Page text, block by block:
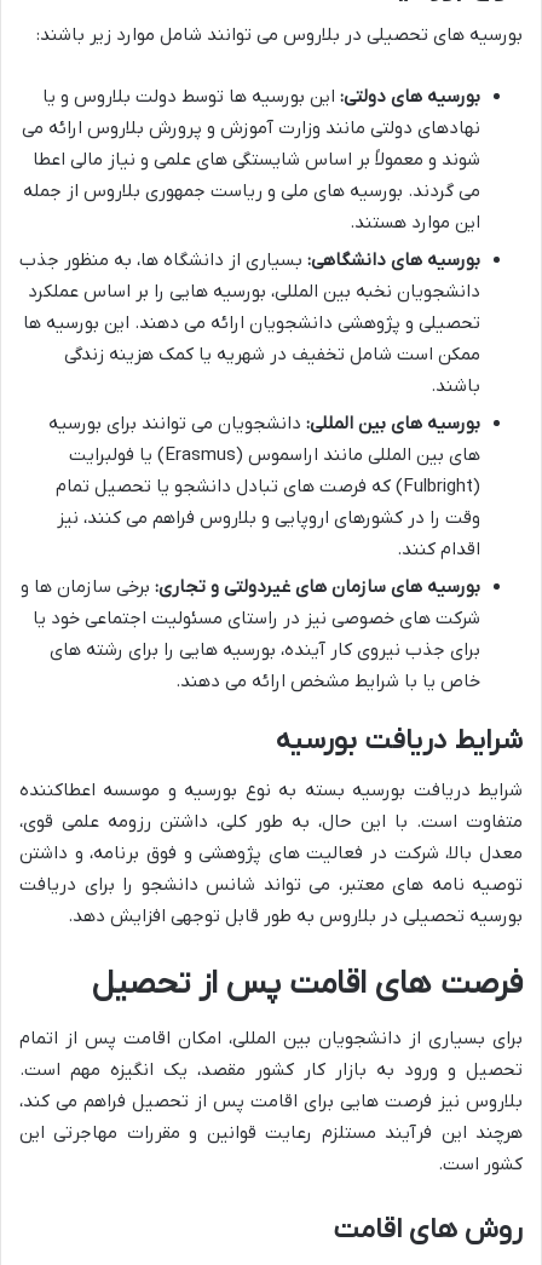
بورسیه های تحصیلی در بلاروس می توانند شامل موارد زیر باشند:
بورسیه های دولتی: این بورسیه ها توسط دولت بلاروس و یا
نهادهای دولتی مانند وزارت آموزش و پرورش بلاروس ارائه می
شوند و معمولاً بر اساس شایستگی های علمی و نیاز مالی اعطا
می گردند. بورسیه های ملی و ریاست جمهوری بلاروس از جمله
این موارد هستند.
بورسیه های دانشگاهی: بسیاری از دانشگاه ها، به منظور جذب
دانشجویان نخبه بین المللی، بورسیه هایی را بر اساس عملکرد
تحصیلی و پژوهشی دانشجویان ارائه می دهند. این بورسیه ها
ممکن است شامل تخفیف در شهریه یا کمک هزینه زندگی
باشند.
بورسیه های بین المللی: دانشجویان می توانند برای بورسیه
های بین المللی مانند اراسموس (Erasmus) یا فولبرایت
(Fulbright) که فرصت های تبادل دانشجو یا تحصیل تمام
وقت را در کشورهای اروپایی و بلاروس فراهم می کنند، نیز
اقدام کنند.
بورسیه های سازمان های غیردولتی و تجاری: برخی سازمان ها و
شرکت های خصوصی نیز در راستای مسئولیت اجتماعی خود یا
برای جذب نیروی کار آینده، بورسیه هایی را برای رشته های
خاص یا با شرایط مشخص ارائه می دهند.
شرایط دریافت بورسیه
شرایط دریافت بورسیه بسته به نوع بورسیه و موسسه اعطاکننده
متفاوت است. با این حال، به طور کلی، داشتن رزومه علمی قوی،
معدل بالا، شرکت در فعالیت های پژوهشی و فوق برنامه، و داشتن
توصیه نامه های معتبر، می تواند شانس دانشجو را برای دریافت
بورسیه تحصیلی در بلاروس به طور قابل توجهی افزایش دهد.
فرصت های اقامت پس از تحصیل
برای بسیاری از دانشجویان بین المللی، امکان اقامت پس از اتمام
تحصیل و ورود به بازار کار کشور مقصد، یک انگیزه مهم است.
بلاروس نیز فرصت هایی برای اقامت پس از تحصیل فراهم می کند،
هرچند این فرآیند مستلزم رعایت قوانین و مقررات مهاجرتی این
کشور است.
روش های اقامت